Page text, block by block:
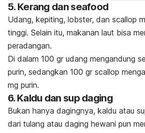
5. Kerang dan seafood
Udang, kepiting, lobster, dan scallop
tinggi. Selain itu, makanan laut bisa
peradangan.
Di dalam 100 gr udang mengandung
purin, sedangkan 100 gr scallop
mg purin.
6. Kaldu dan sup daging
Bukan hanya dagingnya, kaldu atau
dari tulang atau daging hewani pun